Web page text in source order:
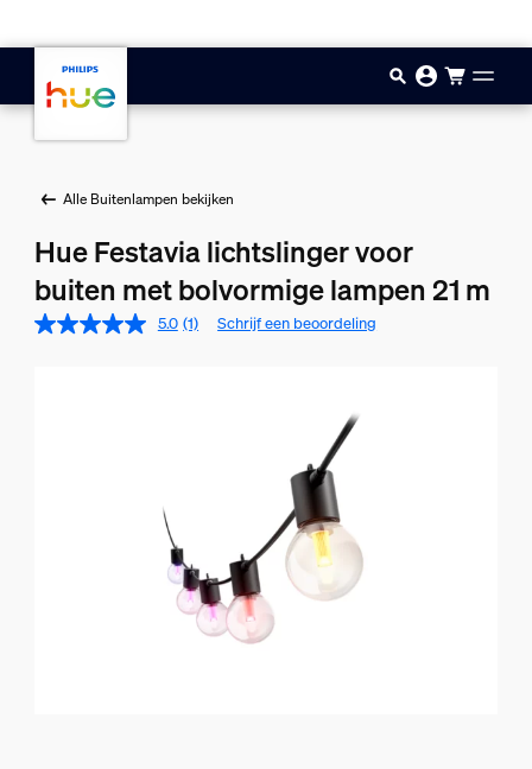
Alle Buitenlampen bekijken
Hue Festavia lichtslinger voor
buiten met bolvormige lampen 21 m
5.0 (1) Schrijf een beoordeling